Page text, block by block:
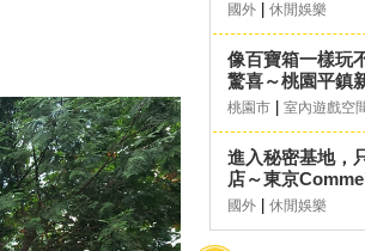
國外 休閒娛樂
像百寶箱一樣玩
驚喜～桃園平鎮
桃園市 室內遊戲空
進入秘密基地，
店～東京
國外 休閒娛樂